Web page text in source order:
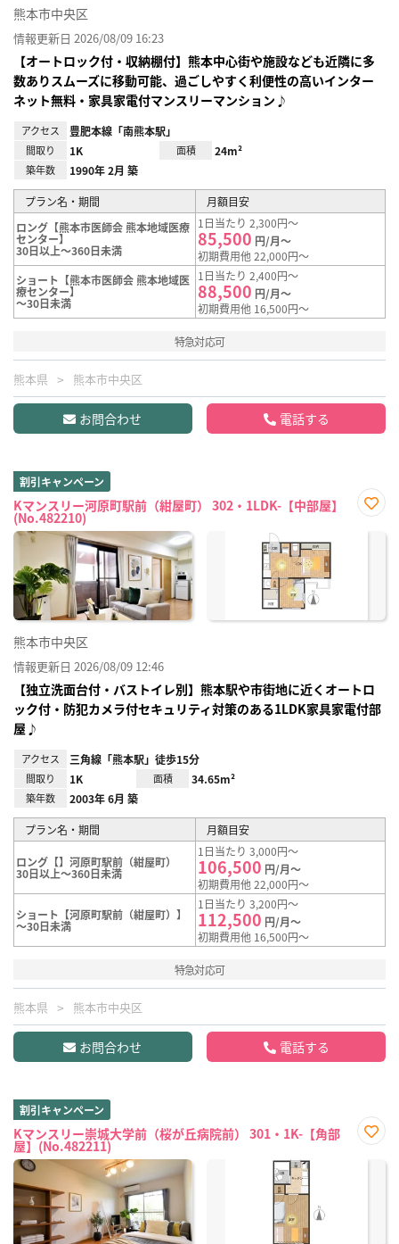
熊本市中央区
情報更新日 2026/08/09 16:23
【オートロック付・収納棚付】熊本中心街や施設なども近隣に多
数ありスムーズに移動可能、過ごしやすく利便性の高いインター
ネット無料・家具家電付マンスリーマンション♪
アクセス 豊肥本線「南熊本駅」
間取り 1K 面積 24m²
築年数 1990年 2月 築
プラン名・期間
月額目安
ロング【熊本市医師会 熊本地域医療
センター】
30日以上～360日未満
1日当たり 2,300円～
85,500 円/月～
初期費用他 22,000円～
ショート【熊本市医師会 熊本地域医
療センター】
～30日未満
1日当たり 2,400円～
88,500 円/月～
初期費用他 16,500円～
特急対応可
熊本県 熊本市中央区
お問合わせ 電話する
割引キャンペーン
Kマンスリー河原町駅前（紺屋町） 302・1LDK-【中部屋】
(No.482210)
に入
熊本市中央区
情報更新日 2026/08/09 12:46
【独立洗面台付・バストイレ別】熊本駅や市街地に近くオートロ
ック付・防犯カメラ付セキュリティ対策のある1LDK家具家電付部
屋♪
アクセス 三角線「熊本駅」徒歩15分
間取り 1K 面積 34.65m²
築年数 2003年 6月 築
プラン名・期間 月額目安
ロング【】河原町駅前（紺屋町）
30日以上～360日未満
1日当たり 3,000円～
106,500 円/月～
初期費用他 22,000円～
ショート【河原町駅前（紺屋町）】
～30日未満
1日当たり 3,200円～
112,500 円/月～
初期費用他 16,500円～
特急対応可
熊本県 熊本市中央区
お問合わせ 電話する
割引キャンペーン
Kマンスリー崇城大学前（桜が丘病院前） 301・1K-【角部
屋】(No.482211)
に入